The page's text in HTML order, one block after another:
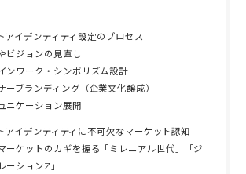
アイデンティティ設定のプロセス
ビジョンの見直し
ンワーク・シンボリズム設計
ーブランディング（企業文化醸成）
ニケーション展開
アイデンティティに不可欠なマーケット認知
ーケットのカギを握る「ミレニアル世代」「ジ
ーションZ」